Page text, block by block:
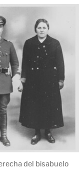
del bisabuelo